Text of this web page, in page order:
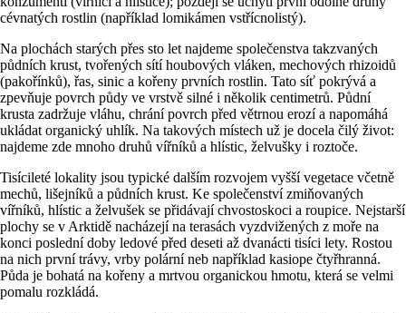
cévnatých rostlin (například lomikámen vstřícnolistý).
Na plochách starých přes sto let najdeme společenstva takzvaných
půdních krust, tvořených sítí houbových vláken, mechových rhizoidů
(pakořínků), řas, sinic a kořeny prvních rostlin. Tato síť pokrývá a
zpevňuje povrch půdy ve vrstvě silné i několik centimetrů. Půdní
krusta zadržuje vláhu, chrání povrch před větrnou erozí a napomáhá
ukládat organický uhlík. Na takových místech už je docela čilý život:
najdeme zde mnoho druhů vířníků a hlístic, želvušky i roztoče.
Tisícileté lokality jsou typické dalším rozvojem vyšší vegetace včetně
mechů, lišejníků a půdních krust. Ke společenství zmiňovaných
vířníků, hlístic a želvušek se přidávají chvostoskoci a roupice. Nejstarší
plochy se v Arktidě nacházejí na terasách vyzdvižených z moře na
konci poslední doby ledové před deseti až dvanácti tisíci lety. Rostou
na nich první trávy, vrby polární neb například kasiope čtyřhranná.
Půda je bohatá na kořeny a mrtvou organickou hmotu, která se velmi
pomalu rozkládá.